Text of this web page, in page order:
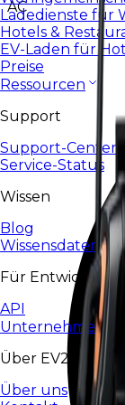
Ladedienste für
Hotels &
EV-Laden für
Preise
Ressourcen
Support
Support-Center
Service-Status
Wissen
Blog
Für Entwickler
API
Unternehmen
Über EV24
Über uns
AC